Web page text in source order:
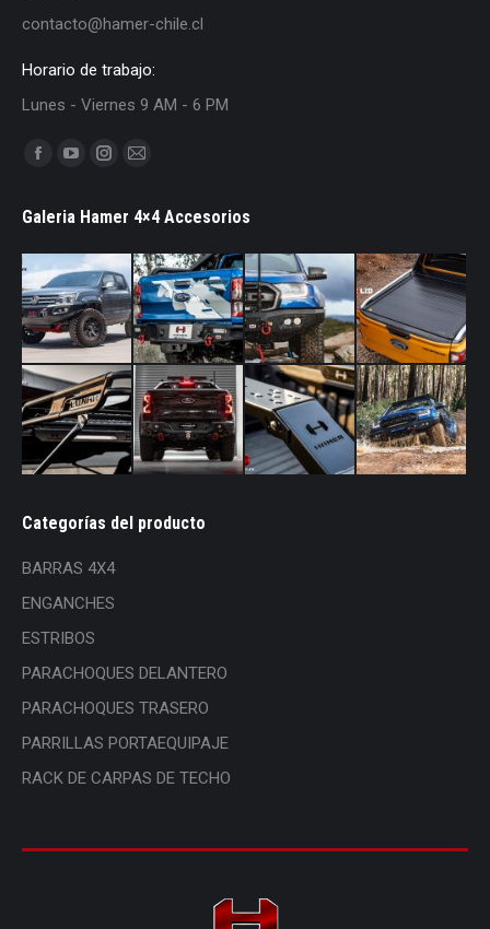
contacto@hamer-chile.cl
Horario de trabajo:
Lunes - Viernes 9 AM - 6 PM
Find us on:
Facebook
opens
in
new
window
YouTube
opens
in
new
window
Instagram
opens
in
new
window
Mail
opens
in
new
window
Galeria Hamer 4×4 Accesorios
Categorías del producto
BARRAS 4X4
ENGANCHES
ESTRIBOS
PARACHOQUES DELANTERO
PARACHOQUES TRASERO
PARRILLAS PORTAEQUIPAJE
RACK DE CARPAS DE TECHO